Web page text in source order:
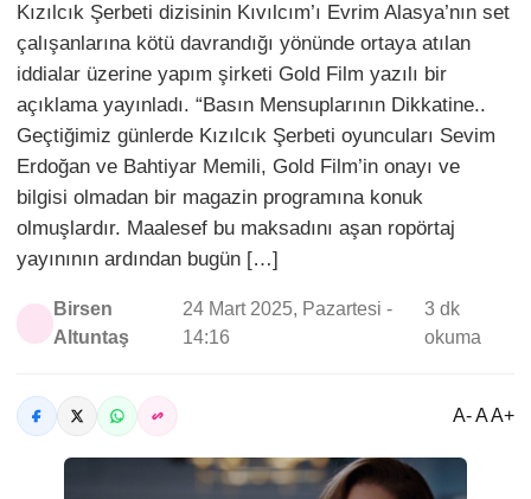
Kızılcık Şerbeti dizisinin Kıvılcım’ı Evrim Alasya’nın set
çalışanlarına kötü davrandığı yönünde ortaya atılan
iddialar üzerine yapım şirketi Gold Film yazılı bir
açıklama yayınladı. “Basın Mensuplarının Dikkatine..
Geçtiğimiz günlerde Kızılcık Şerbeti oyuncuları Sevim
Erdoğan ve Bahtiyar Memili, Gold Film’in onayı ve
bilgisi olmadan bir magazin programına konuk
olmuşlardır. Maalesef bu maksadını aşan ropörtaj
yayınının ardından bugün […]
Birsen
Altuntaş
24 Mart 2025, Pazartesi -
14:16
3 dk
okuma
A- A A+